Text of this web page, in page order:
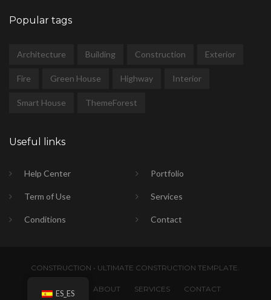
Popular tags
Architecture Building Construction Exterior
Fire Green House Highway Interior
Smart House ThemeForest
Useful links
Help Center Portfolio
Term of Use Services
Conditions Contact
CONSTRUCTION • ULTIMATE CONSTRUCTION TEMPLATE.
HOME ABOUT SERVICES CONTACT
ES_ES